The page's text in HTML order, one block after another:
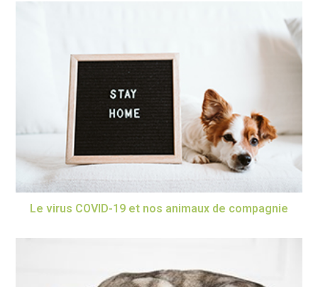
Le virus COVID-19 et nos animaux de compagnie